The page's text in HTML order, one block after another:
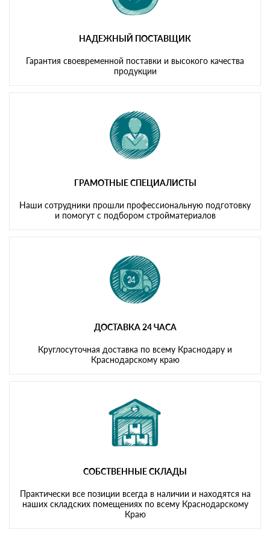
НАДЕЖНЫЙ ПОСТАВЩИК
Гарантия своевременной поставки и высокого качества
продукции
ГРАМОТНЫЕ СПЕЦИАЛИСТЫ
Наши сотрудники прошли профессиональную подготовку
и помогут с подбором стройматериалов
ДОСТАВКА 24 ЧАСА
Круглосуточная доставка по всему Краснодару и
Краснодарскому краю
СОБСТВЕННЫЕ СКЛАДЫ
Практически все позиции всегда в наличии и находятся на
наших складских помещениях по всему Краснодарскому
Краю